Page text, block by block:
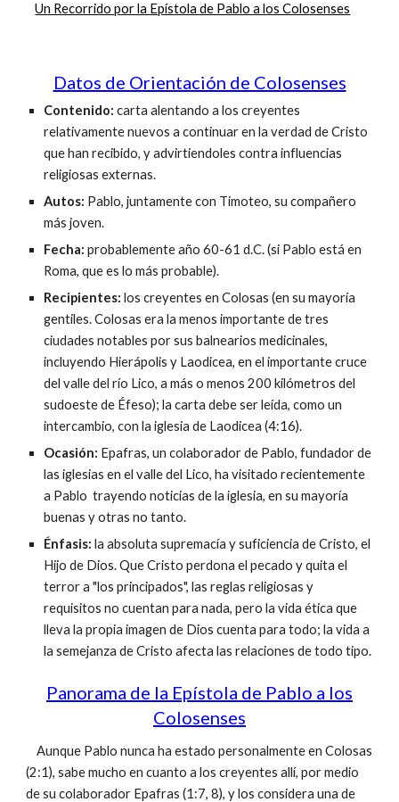
Un Recorrido por la Epístola de Pablo a los Colosenses
Datos de Orientación de Colosenses
Contenido:carta alentando a los creyentes
relativamente nuevos a continuar en la verdad de Cristo
que han recibido, y advirtiendoles contra influencias
religiosas externas.
Autos: Pablo, juntamente con Timoteo, su compañero
más joven.
Fecha: probablemente año 60-61 d.C. (si Pablo está en
Roma, que es lo más probable).
Recipientes: los creyentes en Colosas (en su mayoría
gentiles. Colosas era la menos importante de tres
ciudades notables por sus balnearios medicinales,
incluyendo Hierápolis y Laodicea, en el importante cruce
del valle del río Lico, a más o menos 200 kilómetros del
sudoeste de Éfeso); la carta debe ser leída, como un
intercambio, con la iglesia de Laodicea (4:16).
Ocasión: Epafras, un colaborador de Pablo, fundador de
las iglesias en el valle del Lico, ha visitado recientemente
a Pablo trayendo noticias de la iglesia, en su mayoría
buenas y otras no tanto.
Énfasis: la absoluta supremacía y suficiencia de Cristo, el
Hijo de Dios. Que Cristo perdona el pecado y quita el
terror a "los principados", las reglas religiosas y
requisitos no cuentan para nada, pero la vida ética que
lleva la propia imagen de Dios cuenta para todo; la vida a
la semejanza de Cristo afecta las relaciones de todo tipo.
Panorama de la Epístola de Pablo a los
Colosenses
Aunque Pablo nunca ha estado personalmente en Colosas
(2:1), sabe mucho en cuanto a los creyentes allí, por medio
de su colaborador Epafras (1:7, 8), y los considera una de